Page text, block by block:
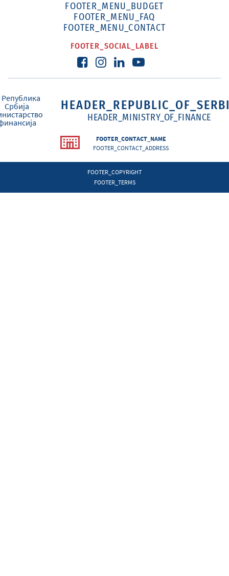
FOOTER_MENU_BUDGET
FOOTER_MENU_FAQ
FOOTER_MENU_CONTACT
FOOTER_SOCIAL_LABEL
HEADER_MINISTRY_OF_FINANCE
FOOTER_CONTACT_NAME
FOOTER_CONTACT_ADDRESS
FOOTER_COPYRIGHT
FOOTER_TERMS